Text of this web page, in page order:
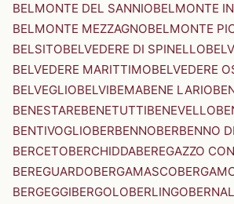
BELMONTE DEL SANNIOBELMONTE
BELMONTE MEZZAGNOBELMONTE
BELSITOBELVEDERE DI SPINELLO
BELVEDERE MARITTIMOBELVEDERE
BELVEGLIOBELVIBEMABENE LARIO
BENESTAREBENETUTTIBENEVELLO
BENTIVOGLIOBERBENNOBERBENNO
BERCETOBERCHIDDABEREGAZZO
BEREGUARDOBERGAMASCO
BERGEGGIBERGOLOBERLINGO